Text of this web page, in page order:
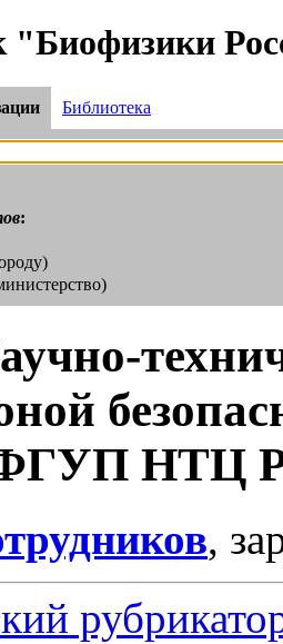
"Биофизики
Библиотека
:
НТЦ
,